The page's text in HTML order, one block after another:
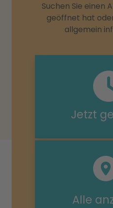
Suchen Sie einen
geöffnet hat
allgemein
Jetzt
Alle